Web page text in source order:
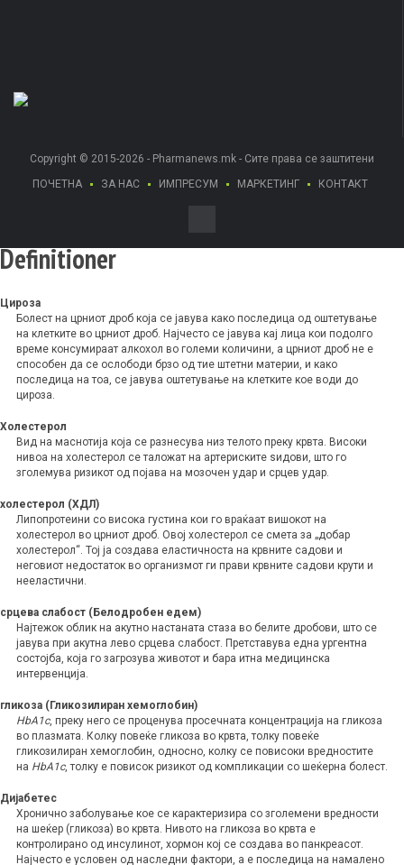
Copyright © 2015-2026 - Pharmanews.mk - Сите права се заштитени
ПОЧЕТНА
ЗА НАС ИМПРЕСУМ МАРКЕТИНГ КОНТАКТ
Definitioner
Цироза
Болест на црниот дроб која се јавува како последица од оштетување
на клетките во црниот дроб. Најчесто се јавува кај лица кои подолго
време консумираат алкохол во големи количини, а црниот дроб не е
способен да се ослободи брзо од тие штетни материи, и како
последица на тоа, се јавува оштетување на клетките кое води до
цироза.
Холестерол
Вид на маснотија која се разнесува низ телото преку крвта. Високи
нивоа на холестерол се таложат на артериските ѕидови, што го
зголемува ризикот од појава на мозочен удар и срцев удар.
холестерол (ХДЛ)
Липопротеини со висока густина кои го враќаат вишокот на
холестерол во црниот дроб. Овој холестерол се смета за „добар
холестерол“. Тој ја создава еластичноста на крвните садови и
неговиот недостаток во организмот ги прави крвните садови крути и
нееластични.
срцева слабост (Белодробен едем)
Најтежок облик на акутно настаната стаза во белите дробови, што се
јавува при акутна лево срцева слабост. Претставува една ургентна
состојба, која го загрозува животот и бара итна медицинска
интервенција.
гликоза (Гликозилиран хемоглобин)
HbA1c, преку него се проценува просечната концентрација на гликоза
во плазмата. Колку повеќе гликоза во крвта, толку повеќе
гликозилиран хемоглобин, односно, колку се повисоки вредностите
на HbA1c, толку е повисок ризикот од компликации со шеќерна болест.
Дијабетес
Хронично заболување кое се карактеризира со зголемени вредности
на шеќер (гликоза) во крвта. Нивото на гликоза во крвта е
контролирано од инсулинот, хормон кој се создава во панкреасот.
Најчесто е условен од наследни фактори, а е последица на намалено